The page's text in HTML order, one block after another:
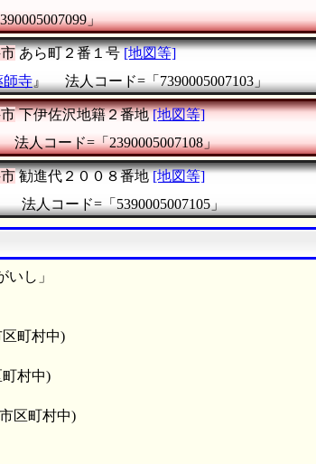
」
あら町２番１号 [地図等]
師寺 』 法人コード=「7390005007103」
下伊佐沢地籍２番地 [地図等]
法人コード=「2390005007108」
勧進代２００８番地 [地図等]
法人コード=「5390005007105」
し」
区町村中)
町村中)
区町村中)